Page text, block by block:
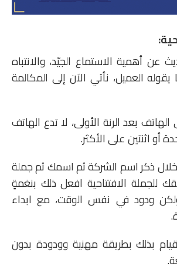
عن أهمية الاستماع الجيّد، والانتباه
العميل، نأتي الآن إلى المكالمة
بعد الرنة الأولى، لا تدع الهاتف
أو اثنتين على الأكثر.
ذكر اسم الشركة ثم اسمك ثم جملة
للجملة الافتتاحية افعل ذلك بنغمةٍ
ودود في نفس الوقت، مع ابداء
بذلك بطريقة مهنية وودودة بدون